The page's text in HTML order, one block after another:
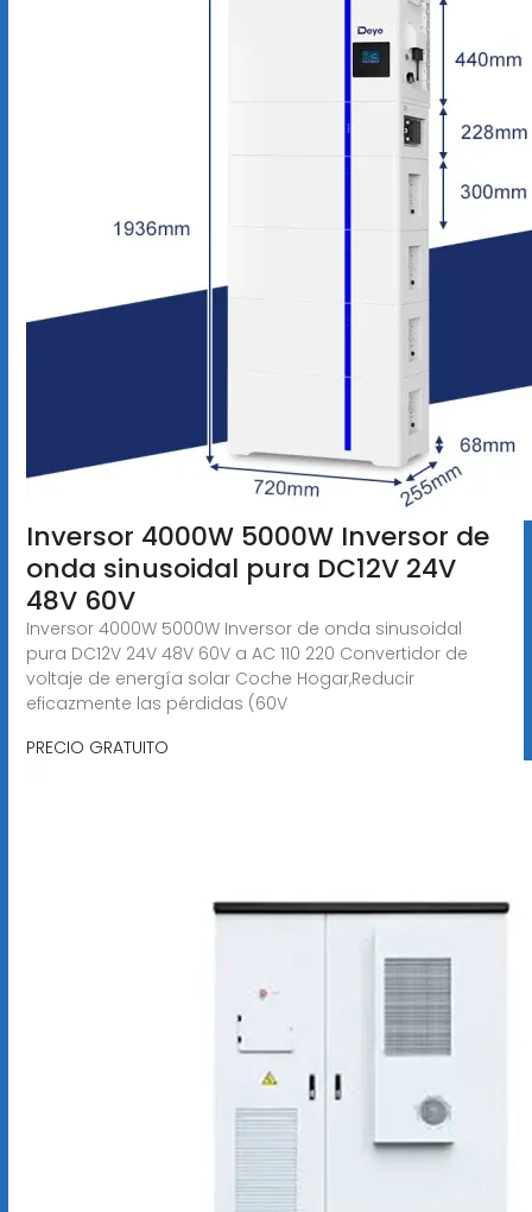
Inversor 4000W 5000W Inversor de
onda sinusoidal pura DC12V 24V
48V 60V
Inversor 4000W 5000W Inversor de onda sinusoidal
pura DC12V 24V 48V 60V a AC 110 220 Convertidor de
voltaje de energía solar Coche Hogar,Reducir
eficazmente las pérdidas (60V
PRECIO GRATUITO